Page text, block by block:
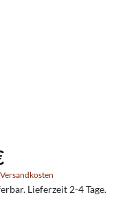
Lieferzeit 2-4 Tage.